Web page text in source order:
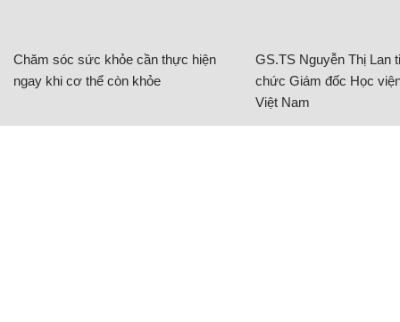
Chăm sóc sức khỏe cần thực hiện
ngay khi cơ thể còn khỏe
GS.TS Nguyễn Thị Lan
chức Giám đốc Học
Việt Nam